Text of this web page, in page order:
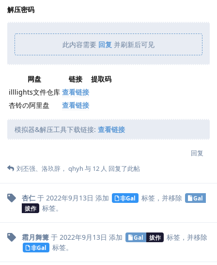
解压密码
此内容需要 回复 并刷新后可见
网盘 链接
提取码
illlights文件仓库 查看链接
杏铃の阿里盘
查看链接
模拟器&解压工具下载链接: 查看链接
回复
刘丕强、 洛玖辞 ， qhyh 与 12 人 回复了此帖
杏仁 于 2022年9月13日 添加 非Gal 标签，并移除
Gal
拔作
标签。
霜月舞篝 于 2022年9月13日 添加 Gal 拔作 标签，并移除
非Gal 标签。